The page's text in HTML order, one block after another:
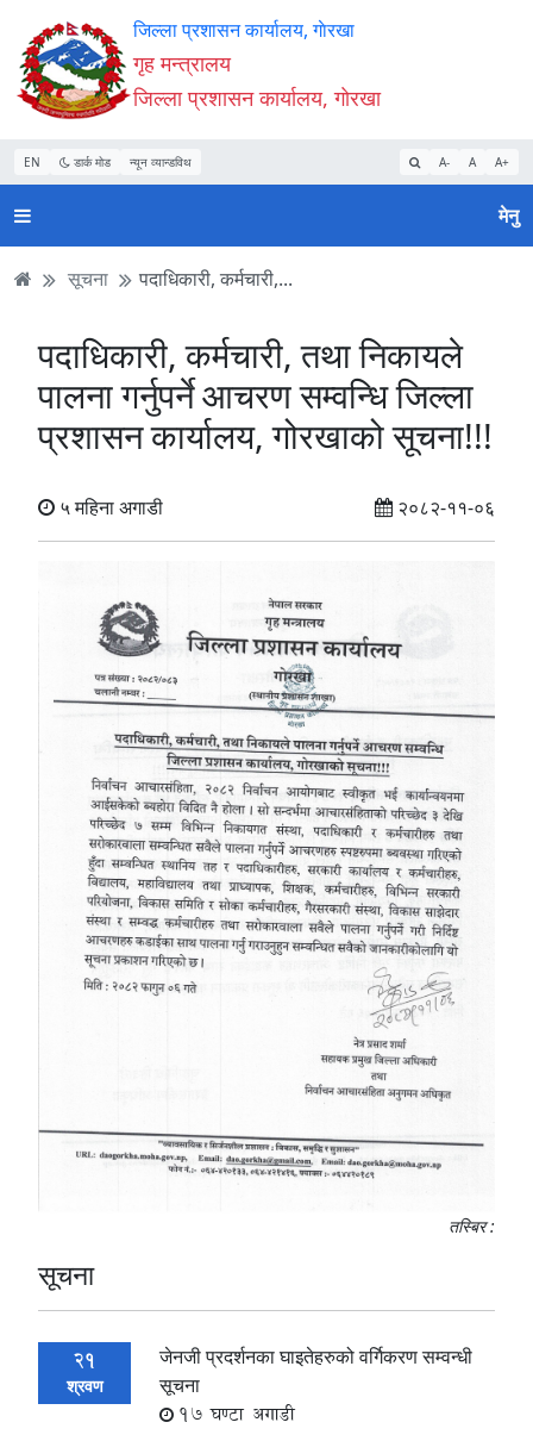
Accessibility
Mode
सुरु
गर्नुहोस्
सामाग्री
पढ्नुहाेस्
नेभिगेसन
पढ्नुहाेस्
वेबसाइट
खोजमा
जानुहोस्
जिल्ला प्रशासन कार्यालय, गाेरखा
गृह मन्त्रालय
जिल्ला प्रशासन कार्यालय, गाेरखा
EN डार्क मोड न्यून व्यान्डविथ A- A A+
मेनु
सूचना पदाधिकारी, कर्मचारी,...
पदाधिकारी, कर्मचारी, तथा निकायले
पालना गर्नुपर्ने आचरण सम्वन्धि जिल्ला
प्रशासन कार्यालय, गोरखाको सूचना!!!
५ महिना अगाडी २०८२-११-०६
तस्बिर :
सूचना
21
श्रवण
जेनजी प्रदर्शनका घाइतेहरुको वर्गिकरण सम्वन्धी
सूचना
17 घण्टा अगाडी